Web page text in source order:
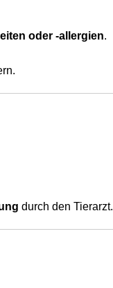
oder -allergien.
durch den Tierarzt.